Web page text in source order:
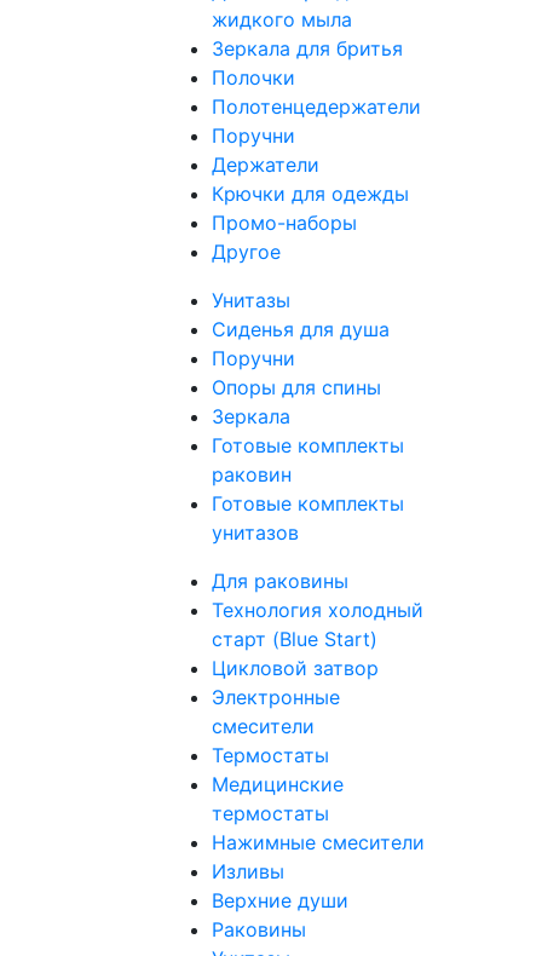
жидкого мыла
Зеркала для бритья
Полочки
Полотенцедержатели
Поручни
Держатели
Крючки для одежды
Промо-наборы
Другое
Унитазы
Сиденья для душа
Поручни
Опоры для спины
Зеркала
Готовые комплекты
раковин
Готовые комплекты
унитазов
Для раковины
Технология холодный
старт (Blue Start)
Цикловой затвор
Электронные
смесители
Термостаты
Медицинские
термостаты
Нажимные смесители
Изливы
Верхние души
Раковины